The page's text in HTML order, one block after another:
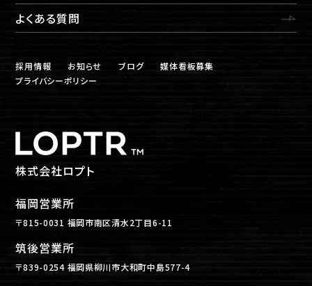
よくある質問
採用情報 お知らせ ブログ
媒体看板募集
プライバシーポリシー
株式会社ロプト
福岡営業所
〒815-0031 福岡市南区清水2丁目6-11
筑後営業所
〒839-0254 福岡県柳川市大和町中島577-4